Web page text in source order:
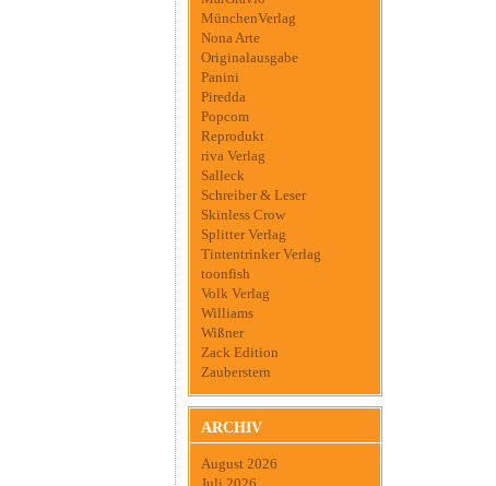
MünchenVerlag
Nona Arte
Originalausgabe
Panini
Piredda
Popcom
Reprodukt
riva Verlag
Salleck
Schreiber & Leser
Skinless Crow
Splitter Verlag
Tintentrinker Verlag
toonfish
Volk Verlag
Williams
Wißner
Zack Edition
Zauberstern
ARCHIV
August 2026